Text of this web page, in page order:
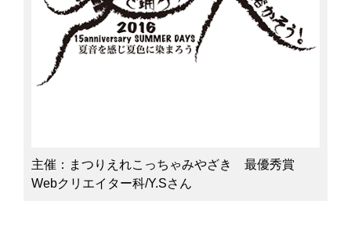
主催：まつりえれこっちゃみやざき 最優秀賞
Webクリエイター科/Y.Sさん